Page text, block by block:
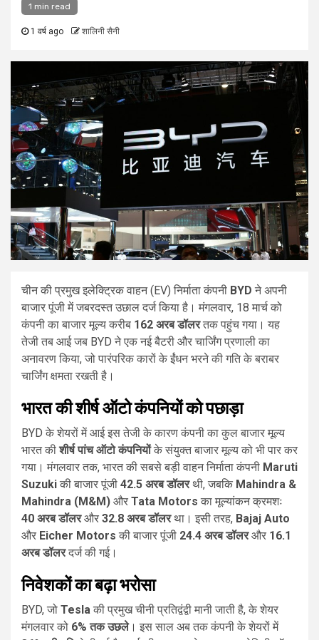
1 min read
1 वर्ष ago शालिनी सैनी
चीन की प्रमुख इलेक्ट्रिक वाहन (EV) निर्माता कंपनी BYD ने अपनी
बाजार पूंजी में जबरदस्त उछाल दर्ज किया है। मंगलवार, 18 मार्च को
कंपनी का बाजार मूल्य करीब 162 अरब डॉलरतक पहुंच गया। यह
तेजी तब आई जब BYD ने एक नई बैटरी और चार्जिंग प्रणाली का
अनावरण किया, जो पारंपरिक कारों के ईंधन भरने की गति के बराबर
चार्जिंग क्षमता रखती है।
भारत की शीर्ष ऑटो कंपनियों को पछाड़ा
BYD के शेयरों में आई इस तेजी के कारण कंपनी का कुल बाजार मूल्य
भारत कीशीर्ष पांच ऑटो कंपनियोंके संयुक्त बाजार मूल्य को भी पार कर
गया। मंगलवार तक, भारत की सबसे बड़ी वाहन निर्माता कंपनी Maruti
Suzuki की बाजार पूंजी 42.5 अरब डॉलरथी, जबकि Mahindra &
Mahindra (M&M) और Tata Motors का मूल्यांकन क्रमशः
40 अरब डॉलरऔर 32.8 अरब डॉलरथा। इसी तरह, Bajaj Auto
और Eicher Motors की बाजार पूंजी 24.4 अरब डॉलरऔर 16.1
अरब डॉलरदर्ज की गई।
निवेशकों का बढ़ा भरोसा
BYD, जो Tesla की प्रमुख चीनी प्रतिद्वंद्वी मानी जाती है, के शेयर
मंगलवार को 6% तक उछले। इस साल अब तक कंपनी के शेयरों में